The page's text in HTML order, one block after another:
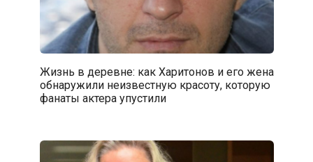
Жизнь в деревне: как Харитонов и его жена
обнаружили неизвестную красоту, которую
фанаты актера упустили